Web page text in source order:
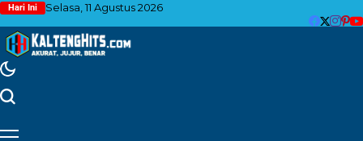
Hari Ini Selasa, 11 Agustus 2026